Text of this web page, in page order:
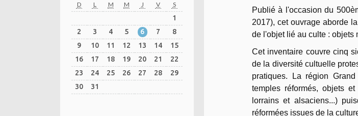
D L M M J V S
1
2
3 4 5 6 7
8
9
10 11 12 13 14
15
16
17 18 19 20 21
22
23
24 25 26 27 28
29
30
31
Publié à l'occasion du
2017), cet ouvrage aborde
de l'objet lié au culte : objets
Cet inventaire couvre cinq
de la diversité cultuelle
pratiques. La région
temples réformés, objets
lorrains et alsaciens...)
réformées issues de la